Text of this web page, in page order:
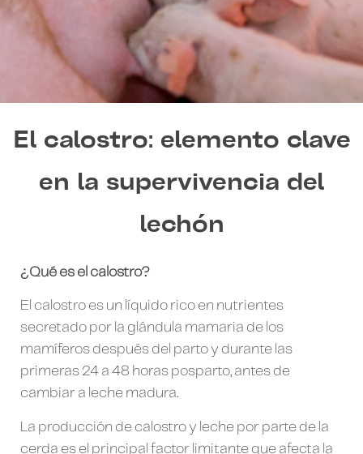
El calostro: elemento clave
en la supervivencia del
lechón
¿Qué es el calostro?
El calostro es un líquido rico en nutrientes
secretado por la glándula mamaria de los
mamíferos después del parto y durante las
primeras 24 a 48 horas posparto, antes de
cambiar a leche madura.
La producción de calostro y leche por parte de la
cerda es el principal factor limitante que afecta la